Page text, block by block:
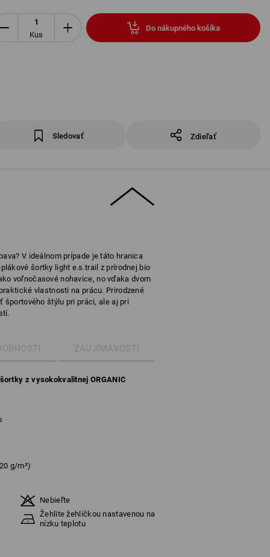
Kus
Do nákupného košíka
Sledovať Zdieľať
V ideálnom prípade je táto hranica
šortky light e.s.trail z prírodnej bio
voľnočasové nohavice, no vďaka dvom
vlastnosti na prácu. Prirodzené
štýlu pri práci, ale aj pri
ZAUJÍMAVOSTI
z vysokokvalitnej ORGANIC
g/m²)
Nebieľte
Žehlite žehličkou nastavenou na
nízku teplotu